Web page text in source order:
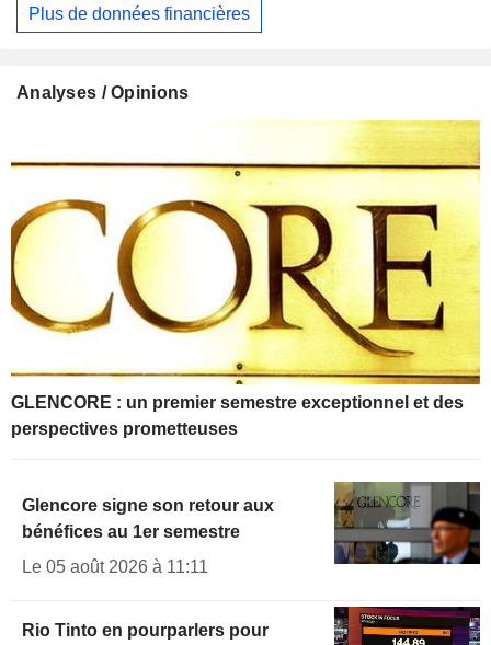
Plus de données financières
Analyses / Opinions
GLENCORE : un premier semestre exceptionnel et des
perspectives prometteuses
Glencore signe son retour aux
bénéfices au 1er semestre
Le 05 août 2026 à 11:11
Rio Tinto en pourparlers pour